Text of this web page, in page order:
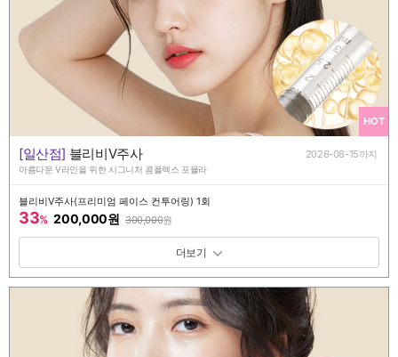
HOT
[일산점] 블리비V주사 2026-08-15까지
아름다운 V라인을 위한 시그니처 콤플렉스 포뮬라
블리비V주사(프리미엄 페이스 컨투어링) 1회
33% 200,000원 300,000원
패키지 보기 토글